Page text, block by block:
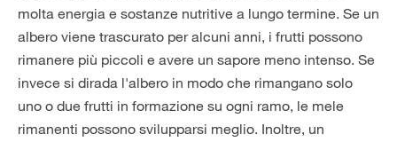
molta energia e sostanze nutritive a lungo termine. Se un
albero viene trascurato per alcuni anni, i frutti possono
rimanere più piccoli e avere un sapore meno intenso. Se
invece si dirada l'albero in modo che rimangano solo
uno o due frutti in formazione su ogni ramo, le mele
rimanenti possono svilupparsi meglio. Inoltre, un